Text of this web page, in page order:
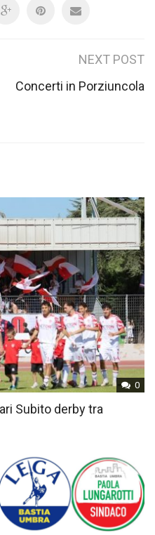
NEXT POST
Concerti in Porziuncola
0
Subito derby tra